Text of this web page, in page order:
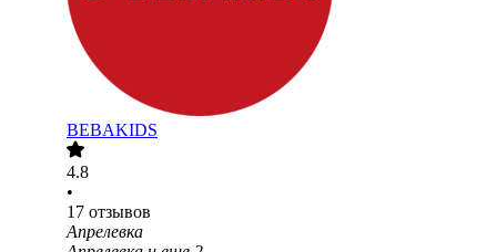
BEBAKIDS
4.8
•
17 отзывов
Апрелевка